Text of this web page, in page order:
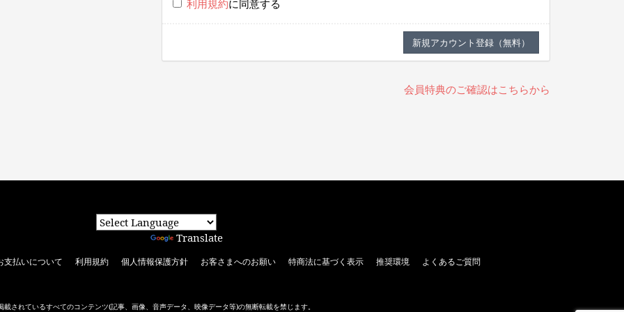
利用規約に同意する
会員特典のご確認はこちらから
Translate
支払いについて 利用規約 個人情報保護方針 お客さまへのお願い 特商法に基づく表示 推奨環境 よくあるご質問
載されているすべてのコンテンツ(記事、画像、音声データ、映像データ等)の無断転載を禁じます。